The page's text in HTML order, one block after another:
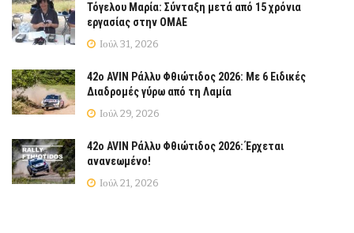
Τόγελου Μαρία: Σύνταξη μετά από 15 χρόνια
εργασίας στην ΟΜΑΕ
Ιούλ 31, 2026
42ο AVIN Ράλλυ Φθιώτιδος 2026: Με 6 Ειδικές
Διαδρομές γύρω από τη Λαμία
Ιούλ 29, 2026
42ο AVIN Ράλλυ Φθιώτιδος 2026: Έρχεται
ανανεωμένο!
Ιούλ 21, 2026